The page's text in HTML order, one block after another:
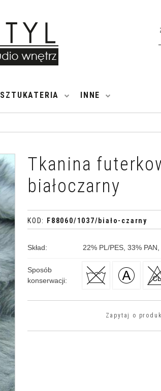
SZTUKATERIA INNE
>
Tkanina
białoczarny
KOD: F88060/1037/biało-czarny
Skład: 22% PL/PES, 33%
Sposób
konserwacji:
Zapytaj o